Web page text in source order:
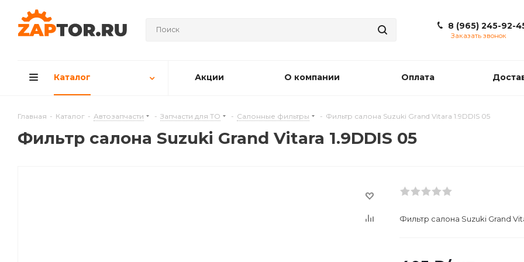
8 (965) 245-92-
Заказать звонок
Каталог Акции О компании Оплата
Главная - Каталог - Автозапчасти - Запчасти для ТО - Салонные фильтры - Фильтр салона Suzuki Grand Vitara 1.9DDIS 05
Фильтр салона Suzuki Grand Vitara 1.9DDIS 05
Фильтр салона Suzuki Grand